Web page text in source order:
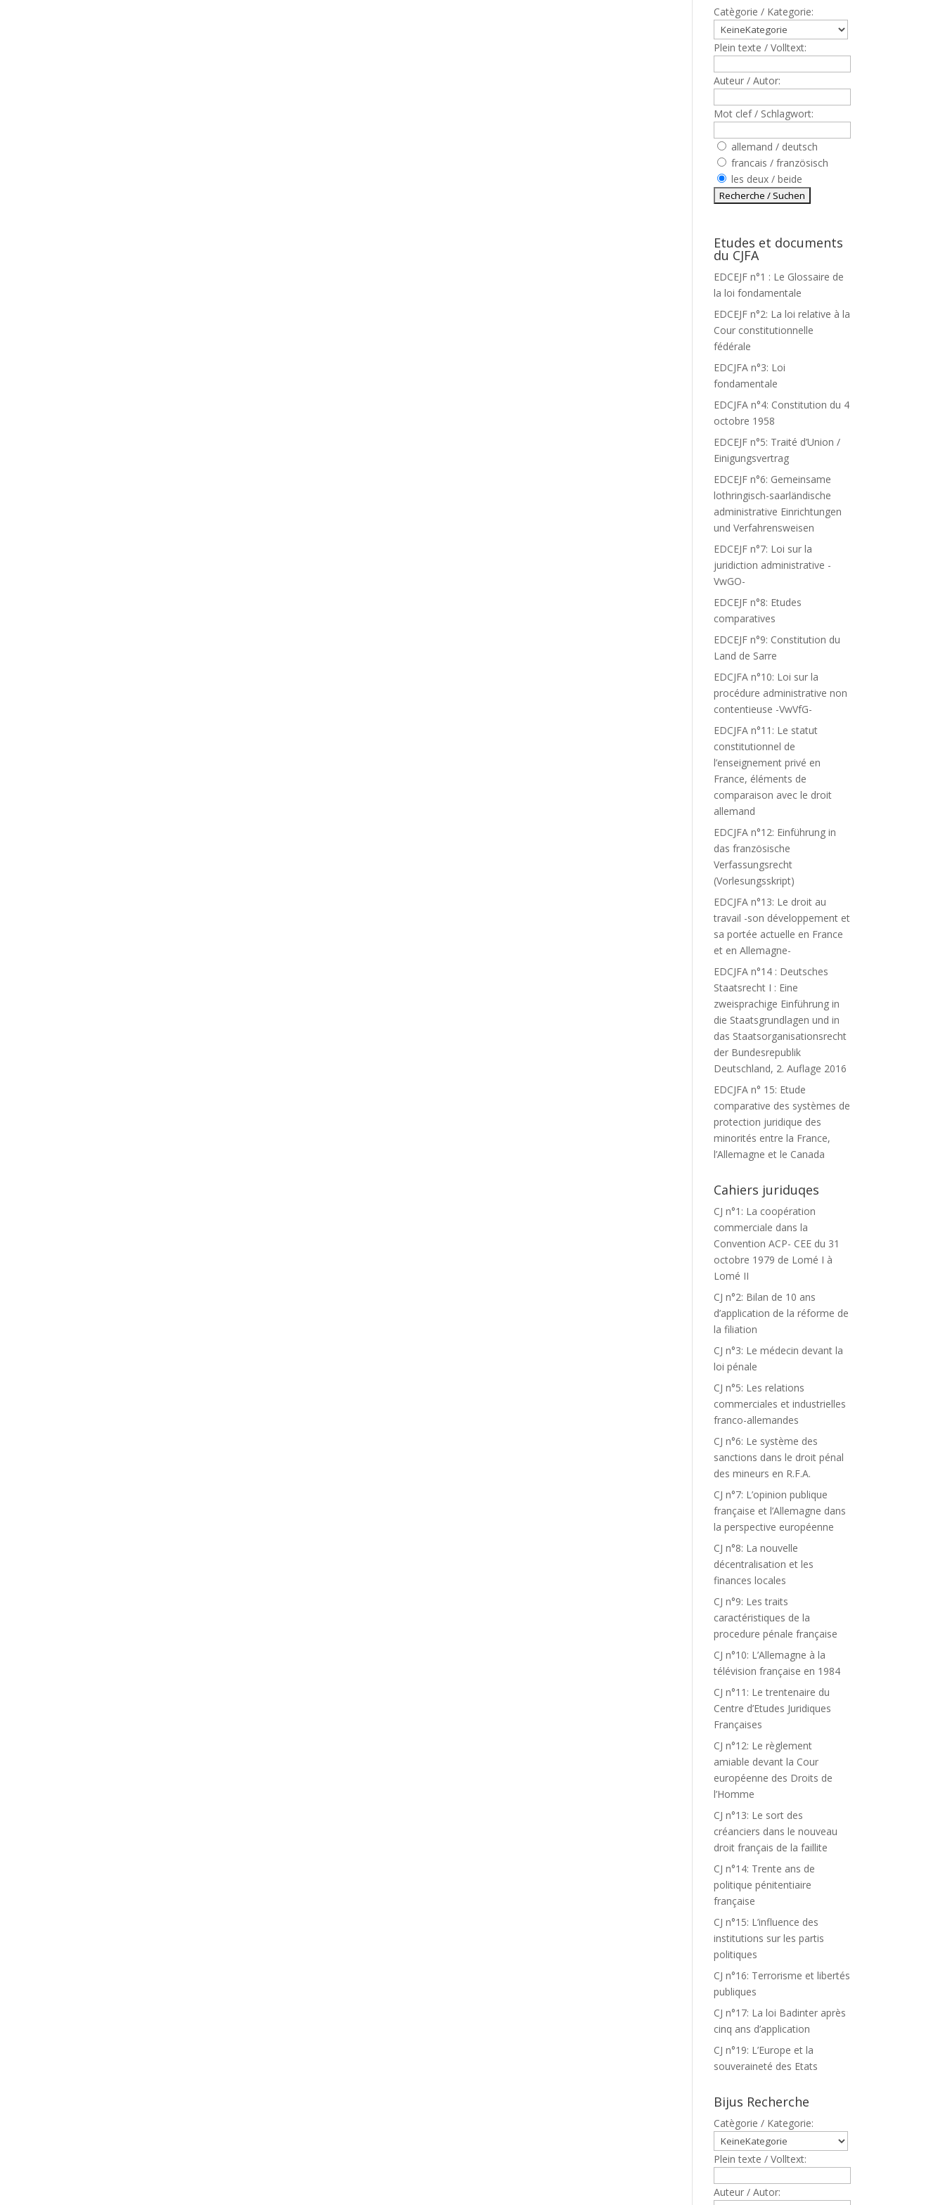
Catègorie / Kategorie:
Plein texte / Volltext:
Auteur / Autor:
Mot clef / Schlagwort:
allemand / deutsch
francais / französisch
les deux / beide
Etudes et documents
du CJFA
EDCEJF n°1 : Le Glossaire de
la loi fondamentale
EDCEJF n°2: La loi relative à la
Cour constitutionnelle
fédérale
EDCJFA n°3: Loi
fondamentale
EDCJFA n°4: Constitution du 4
octobre 1958
EDCEJF n°5: Traité d’Union /
Einigungsvertrag
EDCEJF n°6: Gemeinsame
lothringisch-saarländische
administrative Einrichtungen
und Verfahrensweisen
EDCEJF n°7: Loi sur la
juridiction administrative -
VwGO-
EDCEJF n°8: Etudes
comparatives
EDCEJF n°9: Constitution du
Land de Sarre
EDCJFA n°10: Loi sur la
procédure administrative non
contentieuse -VwVfG-
EDCJFA n°11: Le statut
constitutionnel de
l’enseignement privé en
France, éléments de
comparaison avec le droit
allemand
EDCJFA n°12: Einführung in
das französische
Verfassungsrecht
(Vorlesungsskript)
EDCJFA n°13: Le droit au
travail -son développement et
sa portée actuelle en France
et en Allemagne-
EDCJFA n°14 : Deutsches
Staatsrecht I : Eine
zweisprachige Einführung in
die Staatsgrundlagen und in
das Staatsorganisationsrecht
der Bundesrepublik
Deutschland, 2. Auflage 2016
EDCJFA n° 15: Etude
comparative des systèmes de
protection juridique des
minorités entre la France,
l’Allemagne et le Canada
Cahiers juriduqes
CJ n°1: La coopération
commerciale dans la
Convention ACP- CEE du 31
octobre 1979 de Lomé I à
Lomé II
CJ n°2: Bilan de 10 ans
d’application de la réforme de
la filiation
CJ n°3: Le médecin devant la
loi pénale
CJ n°5: Les relations
commerciales et industrielles
franco-allemandes
CJ n°6: Le système des
sanctions dans le droit pénal
des mineurs en R.F.A.
CJ n°7: L’opinion publique
française et l’Allemagne dans
la perspective européenne
CJ n°8: La nouvelle
décentralisation et les
finances locales
CJ n°9: Les traits
caractéristiques de la
procedure pénale française
CJ n°10: L’Allemagne à la
télévision française en 1984
CJ n°11: Le trentenaire du
Centre d’Etudes Juridiques
Françaises
CJ n°12: Le règlement
amiable devant la Cour
européenne des Droits de
l’Homme
CJ n°13: Le sort des
créanciers dans le nouveau
droit français de la faillite
CJ n°14: Trente ans de
politique pénitentiaire
française
CJ n°15: L’influence des
institutions sur les partis
politiques
CJ n°16: Terrorisme et libertés
publiques
CJ n°17: La loi Badinter après
cinq ans d’application
CJ n°19: L’Europe et la
souveraineté des Etats
Bijus Recherche
Catègorie / Kategorie:
Plein texte / Volltext:
Auteur / Autor: